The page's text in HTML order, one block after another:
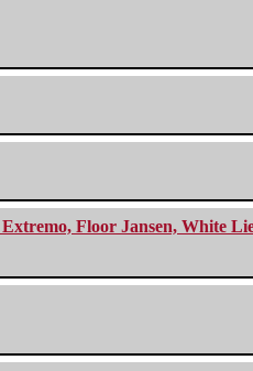
Floor Jansen, White